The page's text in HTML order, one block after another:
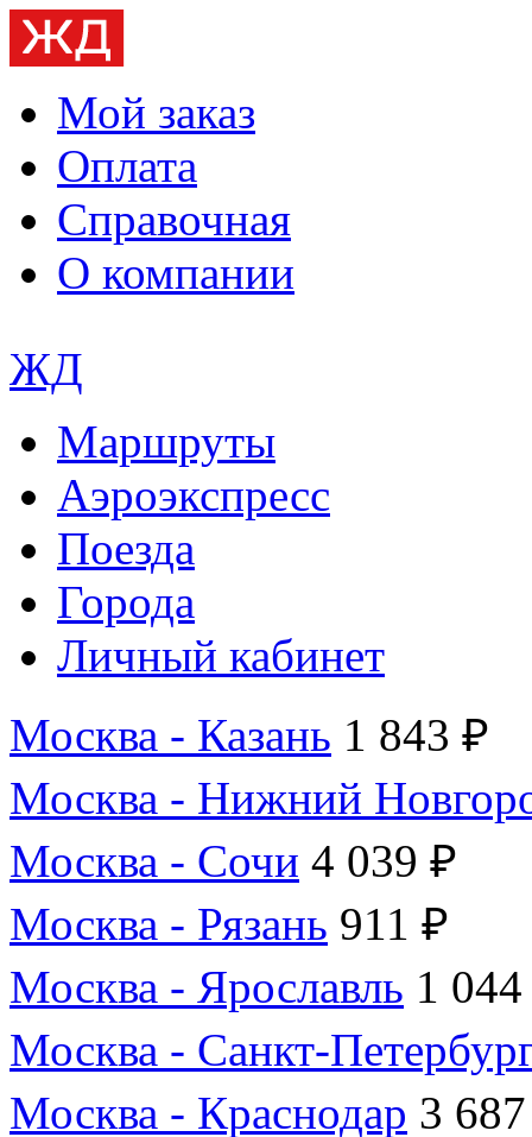
Мой заказ
Оплата
Справочная
О компании
ЖД
Маршруты
Аэроэкспресс
Поезда
Города
Личный кабинет
Москва - Казань 1 843 ₽
Москва - Нижний
Москва - Сочи 4 039 ₽
Москва - Рязань 911 ₽
Москва - Ярославль 1
Москва - Санкт-
Москва - Краснодар 3